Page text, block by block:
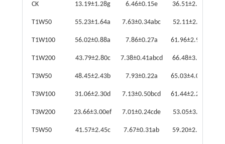
CK 13.19±1.28g 6.46±0.15e 36.51±2.94e
T1W50 55.23±1.64a 7.63±0.34abc 52.11±2.64c
T1W100 56.02±0.88a 7.86±0.27a 61.96±2.93ab
T1W200 43.79±2.80c 7.38±0.41abcd 66.48±3.99a
T3W50 48.45±2.43b 7.93±0.22a 65.03±4.07ab
T3W100 31.06±2.30d 7.13±0.50bcd 61.44±2.28ab
T3W200 23.66±3.00ef 7.01±0.24cde 53.05±3.24c
T5W50 41.57±2.45c 7.67±0.31ab 59.20±2.46b